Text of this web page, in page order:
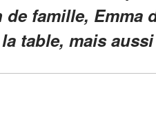
de famille, Emma
table, mais